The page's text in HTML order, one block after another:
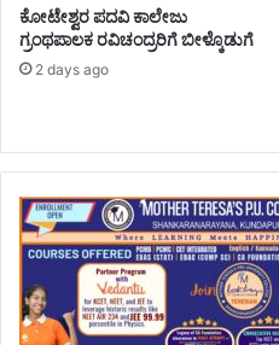
ಕೋಟೇಶ್ವರ ಪದವಿ ಕಾಲೇಜು
ಗ್ರಂಥಪಾಲಕ ರವಿಚಂದ್ರರಿಗೆ ಬೀಳ್ಕೊಡುಗೆ
2 days ago